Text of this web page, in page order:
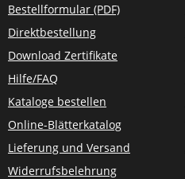
Bestellformular (PDF)
Direktbestellung
Download Zertifikate
Hilfe/FAQ
Kataloge bestellen
Online-Blätterkatalog
Lieferung und Versand
Widerrufsbelehrung